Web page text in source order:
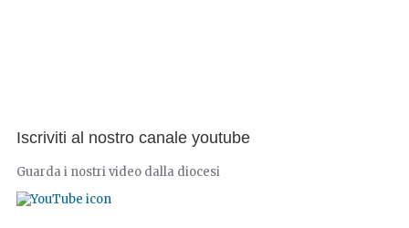
Iscriviti al nostro canale youtube
Guarda i nostri video dalla diocesi